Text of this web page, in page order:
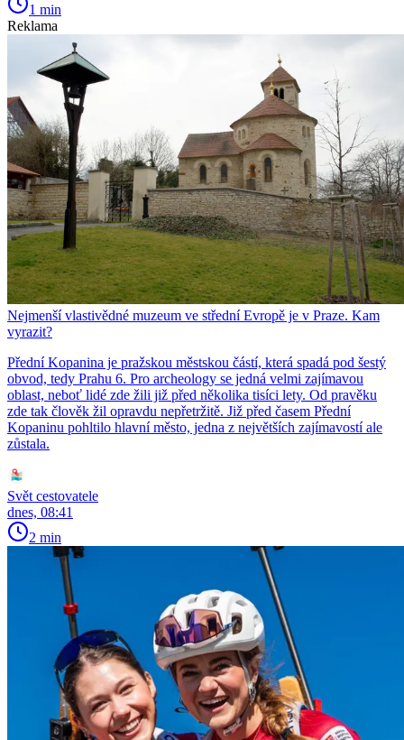
1 min
Reklama
Nejmenší vlastivědné muzeum ve střední Evropě je v Praze. Kam
vyrazit?
Přední Kopanina je pražskou městskou částí, která spadá pod šestý
obvod, tedy Prahu 6. Pro archeology se jedná velmi zajímavou
oblast, neboť lidé zde žili již před několika tisíci lety. Od pravěku
zde tak člověk žil opravdu nepřetržitě. Již před časem Přední
Kopaninu pohltilo hlavní město, jedna z největších zajímavostí ale
zůstala.
Svět cestovatele
dnes, 08:41
2 min